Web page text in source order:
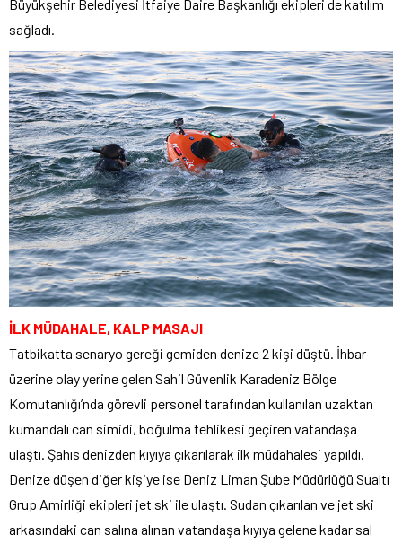
Büyükşehir Belediyesi İtfaiye Daire Başkanlığı ekipleri de katılım
sağladı.
İLK MÜDAHALE, KALP MASAJI
Tatbikatta senaryo gereği gemiden denize 2 kişi düştü. İhbar
üzerine olay yerine gelen Sahil Güvenlik Karadeniz Bölge
Komutanlığı’nda görevli personel tarafından kullanılan uzaktan
kumandalı can simidi, boğulma tehlikesi geçiren vatandaşa
ulaştı. Şahıs denizden kıyıya çıkarılarak ilk müdahalesi yapıldı.
Denize düşen diğer kişiye ise Deniz Liman Şube Müdürlüğü Sualtı
Grup Amirliği ekipleri jet ski ile ulaştı. Sudan çıkarılan ve jet ski
arkasındaki can salına alınan vatandaşa kıyıya gelene kadar sal